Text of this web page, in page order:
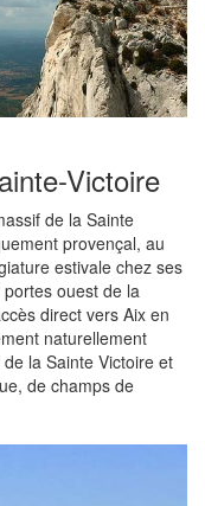
Victoire
de la Sainte
provençal, au
estivale chez ses
ouest de la
direct vers Aix en
naturellement
la Sainte Victoire et
de champs de